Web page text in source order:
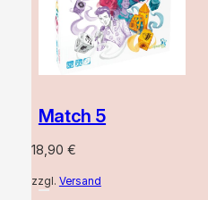
Match 5
18,90 €
zzgl. Versand